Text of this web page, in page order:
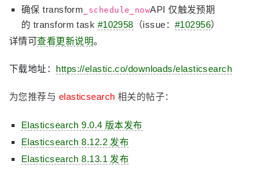
确保 transform _schedule_nowAPI 仅触发预期
的 transform task​​​​​​​ #102958 （issue： #102956）
详情可查看更新说明。
下载地址： https://elastic.co/downloads/elasticsearch
为您推荐与 elasticsearch 相关的帖子：
Elasticsearch 9.0.4 版本发布
Elasticsearch 8.12.2 发布
Elasticsearch 8.13.1 发布